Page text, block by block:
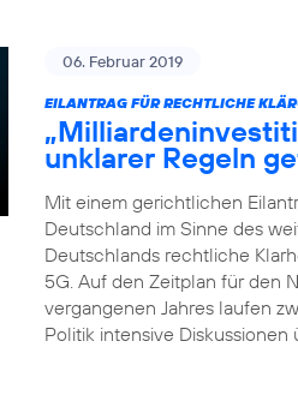
06. Februar 2019
EILANTRAG FÜR RECHTLICHE
unklarer Regeln
Mit einem gerichtlichen
Deutschland im Sinne des
Deutschlands rechtliche
5G. Auf den Zeitplan für den
vergangenen Jahres laufen
Politik intensive Diskussionen